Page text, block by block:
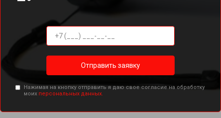
Отправить заявку
Нажимая на кнопку отправить я даю свое согласие на обработку
моих персональных данных.